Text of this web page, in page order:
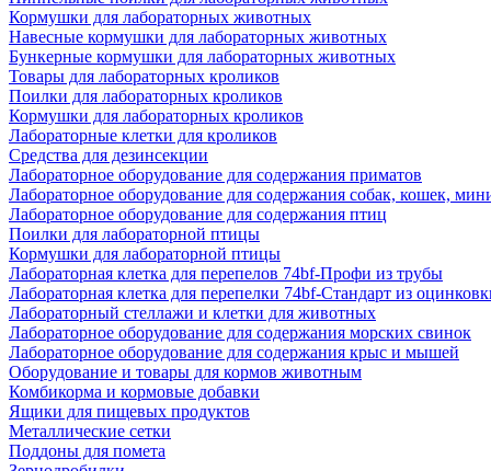
Кормушки для лабораторных животных
Навесные кормушки для лабораторных животных
Бункерные кормушки для лабораторных животных
Товары для лабораторных кроликов
Поилки для лабораторных кроликов
Кормушки для лабораторных кроликов
Лабораторные клетки для кроликов
Средства для дезинсекции
Лабораторное оборудование для содержания приматов
Лабораторное оборудование для содержания собак, кошек,
Лабораторное оборудование для содержания птиц
Поилки для лабораторной птицы
Кормушки для лабораторной птицы
Лабораторная клетка для перепелов 74bf-Профи из трубы
Лабораторная клетка для перепелки 74bf-Стандарт из
Лабораторный стеллажи и клетки для животных
Лабораторное оборудование для содержания морских свинок
Лабораторное оборудование для содержания крыс и мышей
Оборудование и товары для кормов животным
Комбикорма и кормовые добавки
Ящики для пищевых продуктов
Металлические сетки
Поддоны для помета